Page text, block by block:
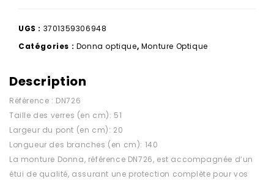
UGS : 3701359306948
Catégories : Donna optique, Monture Optique
Description
Référence : DN726
Taille des verres (en cm): 51
Largeur du pont (en cm): 20
Longueur des branches (en cm): 140
La monture Donna, référence DN726, est accompagnée d’un
étui de qualité, assurant une protection complète pour vos